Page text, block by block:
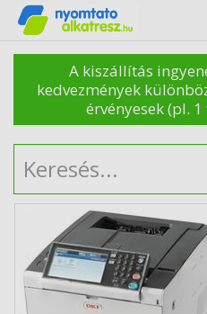
A kiszállítás
kedvezmények
érvényesek (pl.